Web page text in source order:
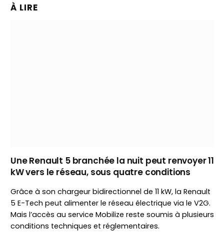
À LIRE
Une Renault 5 branchée la nuit peut renvoyer 11
kW vers le réseau, sous quatre conditions
Grâce à son chargeur bidirectionnel de 11 kW, la Renault
5 E-Tech peut alimenter le réseau électrique via le V2G.
Mais l’accès au service Mobilize reste soumis à plusieurs
conditions techniques et réglementaires.